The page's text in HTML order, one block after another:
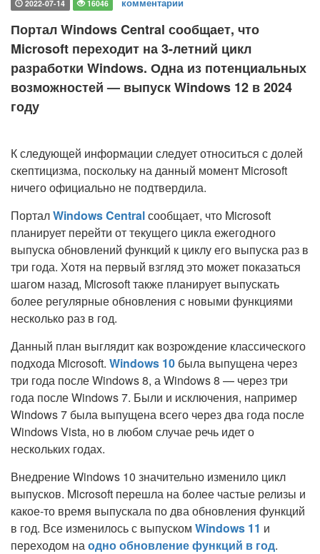
2022-07-14 16046
Портал Windows Central сообщает, что
Microsoft переходит на 3-летний цикл
разработки Windows. Одна из потенциальных
возможностей — выпуск Windows 12 в 2024
году
К следующей информации следует относиться с долей
скептицизма, поскольку на данный момент Microsoft
ничего официально не подтвердила.
ПорталWindows Centralсообщает, что Microsoft
планирует перейти от текущего цикла ежегодного
выпуска обновлений функций к циклу его выпуска раз в
три года. Хотя на первый взгляд это может показаться
шагом назад, Microsoft также планирует выпускать
более регулярные обновления с новыми функциями
несколько раз в год.
Данный план выглядит как возрождение классического
подхода Microsoft. Windows 10 была выпущена через
три года после Windows 8, а Windows 8 — через три
года после Windows 7. Были и исключения, например
Windows 7 была выпущена всего через два года после
Windows Vista, но в любом случае речь идет о
нескольких годах.
Внедрение Windows 10 значительно изменило цикл
выпусков. Microsoft перешла на более частые релизы и
какое-то время выпускала по два обновления функций
в год. Все изменилось с выпуском Windows 11 и
переходом наодно обновление функций в год.